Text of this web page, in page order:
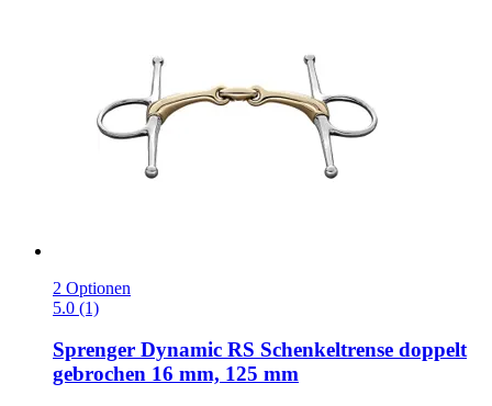
2 Optionen
5.0 (1)
Sprenger Dynamic RS Schenkeltrense doppelt
gebrochen 16 mm, 125 mm